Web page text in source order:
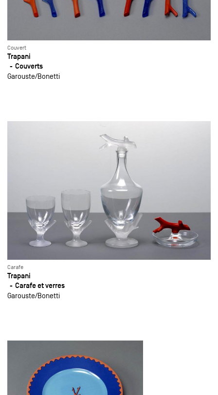
Couvert
Trapani
Couverts
Garouste Bonetti
Carafe
Trapani
Carafe et verres
Garouste Bonetti